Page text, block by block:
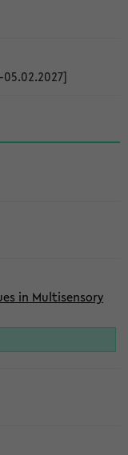
05.02.2027]
in Multisensory